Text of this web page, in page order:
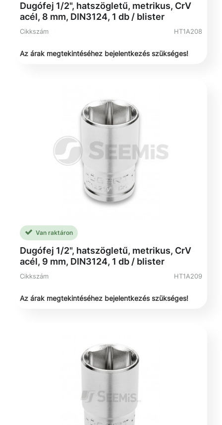
Dugófej 1/2", hatszögletű, metrikus, CrV
acél, 8 mm, DIN3124, 1 db / blister
Cikkszám HT1A208
Az árak megtekintéséhez bejelentkezés szükséges!
Van raktáron
Dugófej 1/2", hatszögletű, metrikus, CrV
acél, 9 mm, DIN3124, 1 db / blister
Cikkszám HT1A209
Az árak megtekintéséhez bejelentkezés szükséges!